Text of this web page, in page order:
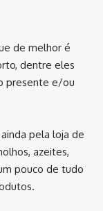
de melhor é
dentre eles
presente e/ou
pela loja de
azeites,
pouco de tudo